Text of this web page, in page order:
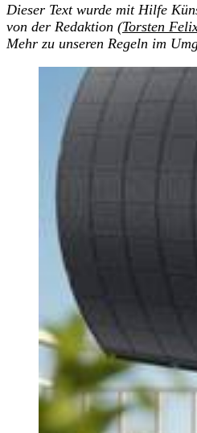
Dieser Text wurde mit Hilfe
von der Redaktion (Torsten
Mehr zu unseren Regeln im